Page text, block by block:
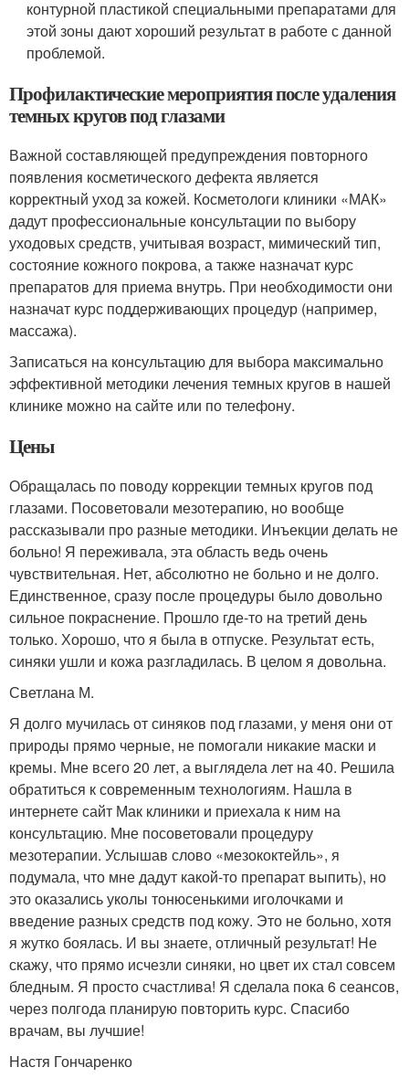
контурной пластикой специальными препаратами для
этой зоны дают хороший результат в работе с данной
проблемой.
Профилактические мероприятия после удаления
темных кругов под глазами
Важной составляющей предупреждения повторного
появления косметического дефекта является
корректный уход за кожей. Косметологи клиники «МАК»
дадут профессиональные консультации по выбору
уходовых средств, учитывая возраст, мимический тип,
состояние кожного покрова, а также назначат курс
препаратов для приема внутрь. При необходимости они
назначат курс поддерживающих процедур (например,
массажа).
Записаться на консультацию для выбора максимально
эффективной методики лечения темных кругов в нашей
клинике можно на сайте или по телефону.
Цены
Обращалась по поводу коррекции темных кругов под
глазами. Посоветовали мезотерапию, но вообще
рассказывали про разные методики. Инъекции делать не
больно! Я переживала, эта область ведь очень
чувствительная. Нет, абсолютно не больно и не долго.
Единственное, сразу после процедуры было довольно
сильное покраснение. Прошло где-то на третий день
только. Хорошо, что я была в отпуске. Результат есть,
синяки ушли и кожа разгладилась. В целом я довольна.
Светлана М.
Я долго мучилась от синяков под глазами, у меня они от
природы прямо черные, не помогали никакие маски и
кремы. Мне всего 20 лет, а выглядела лет на 40. Решила
обратиться к современным технологиям. Нашла в
интернете сайт Мак клиники и приехала к ним на
консультацию. Мне посоветовали процедуру
мезотерапии. Услышав слово «мезококтейль», я
подумала, что мне дадут какой-то препарат выпить), но
это оказались уколы тонюсенькими иголочками и
введение разных средств под кожу. Это не больно, хотя
я жутко боялась. И вы знаете, отличный результат! Не
скажу, что прямо исчезли синяки, но цвет их стал совсем
бледным. Я просто счастлива! Я сделала пока 6 сеансов,
через полгода планирую повторить курс. Спасибо
врачам, вы лучшие!
Настя Гончаренко